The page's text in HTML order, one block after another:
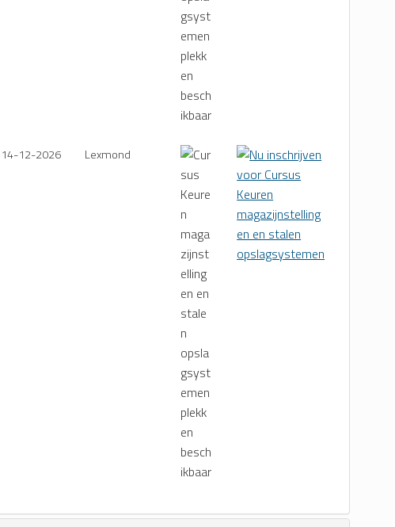
14-12-2026 Lexmond